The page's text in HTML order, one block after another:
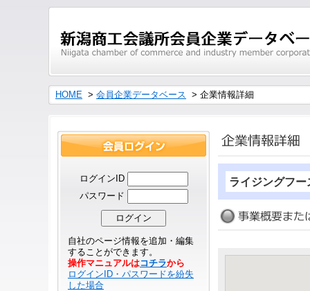
HOME > 会員企業データベース > 企業情報詳細
ログインID
パスワード
自社のページ情報を追加・編集
することができます。
操作マニュアルはコチラから
ログインID・パスワードを紛失
した場合
ライジングフー